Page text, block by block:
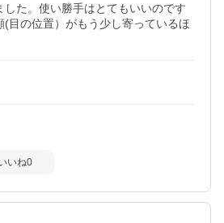
した。使い勝手はとてもいいのです
(目の位置）がもう少し寄っているほ
いね0